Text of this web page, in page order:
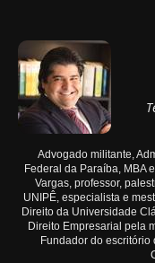
Advogado militante,
Federal da Paraíba, MBA
Vargas, professor,
UNIPÊ, especialista e
Direito da Universidade
Direito Empresarial pela
Fundador do